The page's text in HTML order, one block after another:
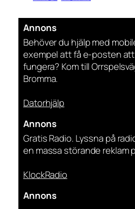
Annons
Behöver du hjälp med
exempel att få e-posten att
fungera? Kom till
Bromma.
Datorhjälp
Annons
Gratis Radio. Lyssna på
en massa störande reklam
KlockRadio
Annons